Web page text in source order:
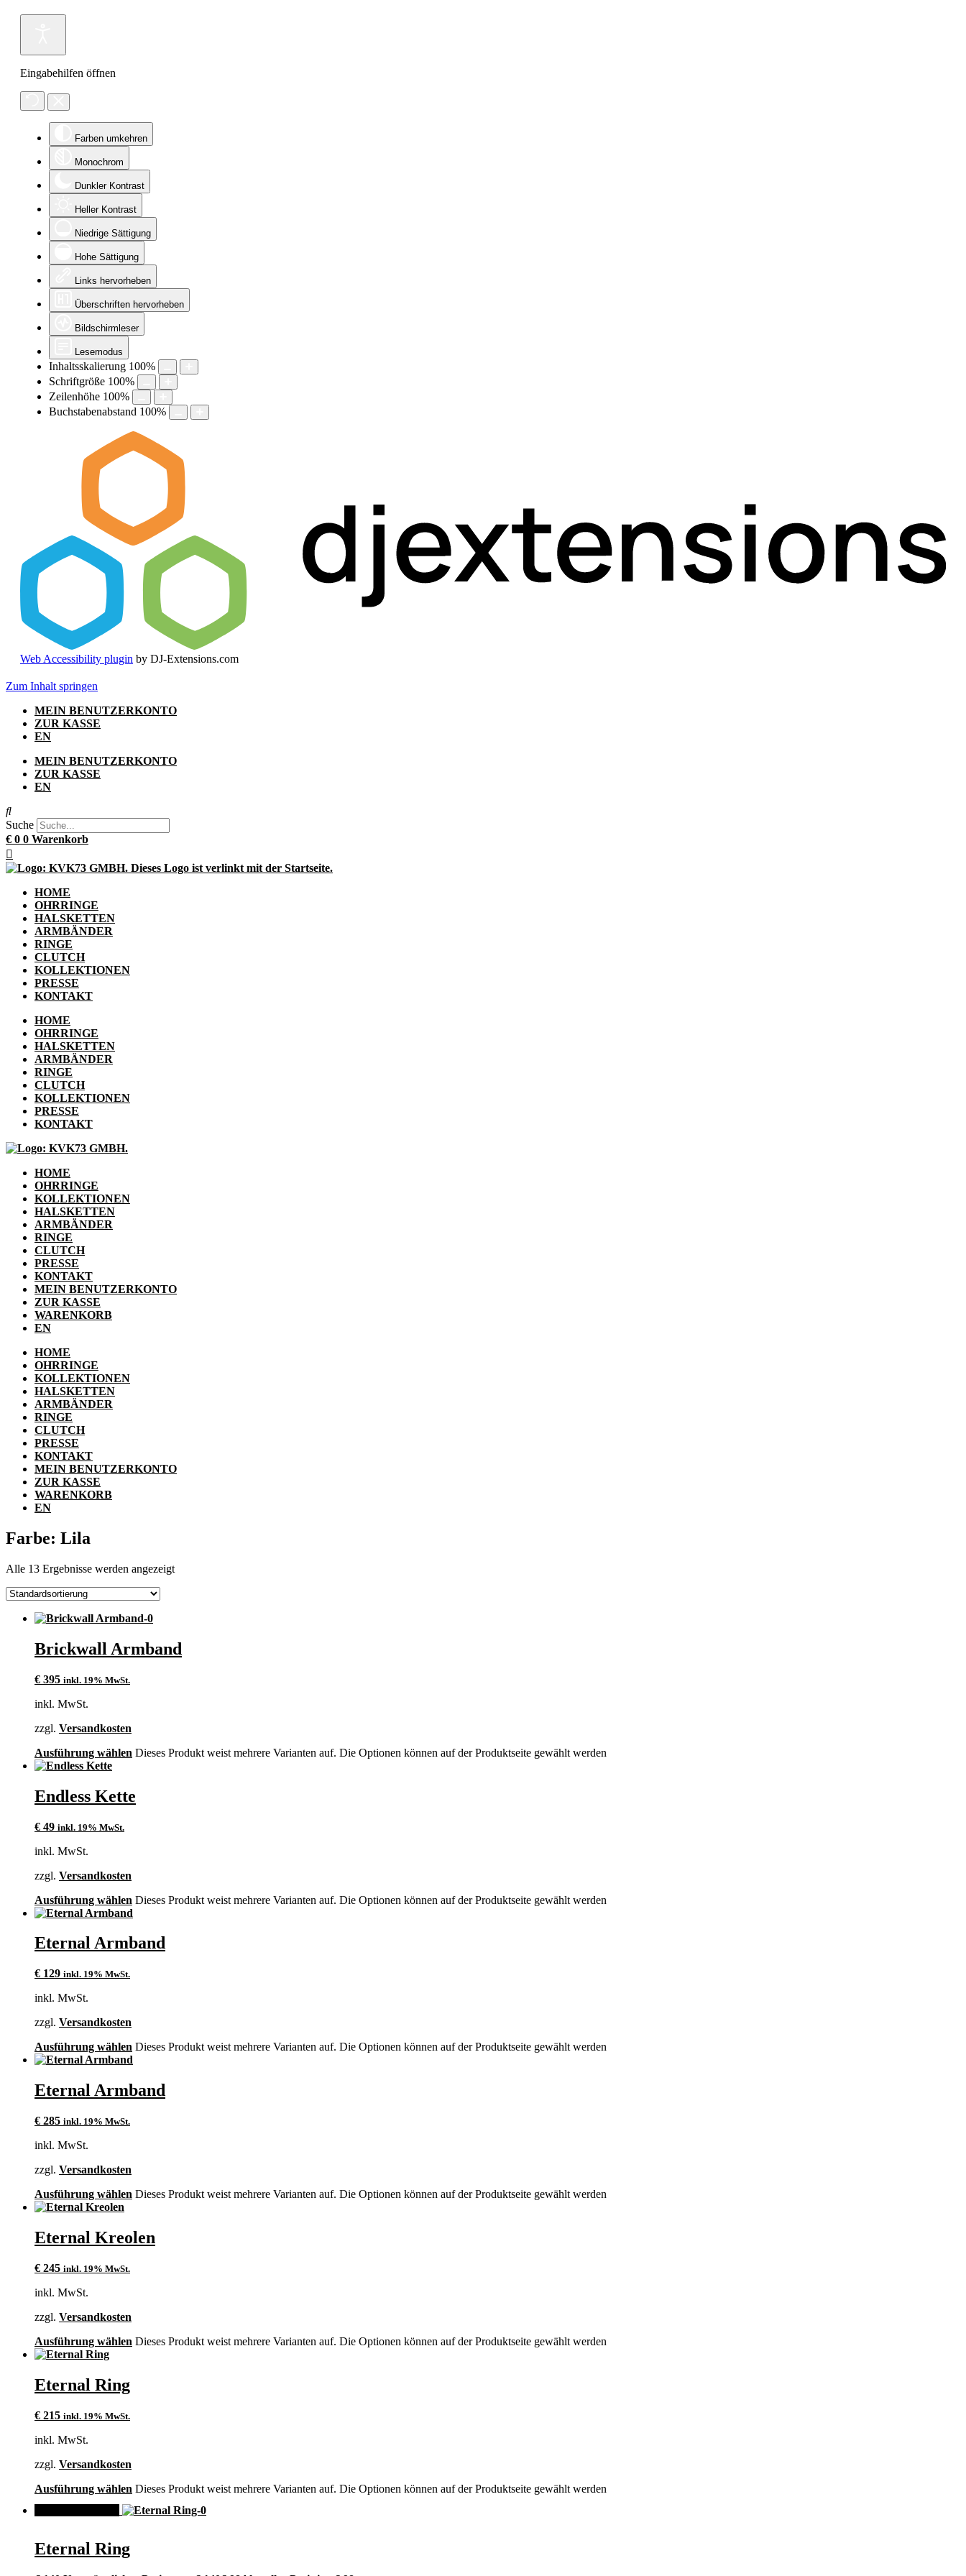
Eingabehilfen öffnen
Farben umkehren
Monochrom
Dunkler Kontrast
Heller Kontrast
Niedrige Sättigung
Hohe Sättigung
Links hervorheben
Überschriften hervorheben
Bildschirmleser
Lesemodus
Inhaltsskalierung 100%
Schriftgröße 100%
Zeilenhöhe 100%
Buchstabenabstand 100%
Web Accessibility plugin by DJ-Extensions.com
Zum Inhalt springen
MEIN BENUTZERKONTO
ZUR KASSE
EN
MEIN BENUTZERKONTO
ZUR KASSE
EN
Suche
€ 0 0 Warenkorb
HOME
OHRRINGE
HALSKETTEN
ARMBÄNDER
RINGE
CLUTCH
KOLLEKTIONEN
PRESSE
KONTAKT
HOME
OHRRINGE
HALSKETTEN
ARMBÄNDER
RINGE
CLUTCH
KOLLEKTIONEN
PRESSE
KONTAKT
HOME
OHRRINGE
KOLLEKTIONEN
HALSKETTEN
ARMBÄNDER
RINGE
CLUTCH
PRESSE
KONTAKT
MEIN BENUTZERKONTO
ZUR KASSE
WARENKORB
EN
HOME
OHRRINGE
KOLLEKTIONEN
HALSKETTEN
ARMBÄNDER
RINGE
CLUTCH
PRESSE
KONTAKT
MEIN BENUTZERKONTO
ZUR KASSE
WARENKORB
EN
Farbe: Lila
Alle 13 Ergebnisse werden angezeigt
Brickwall Armband
€ 395 inkl. 19% MwSt.
inkl. MwSt.
zzgl. Versandkosten
Ausführung wählen Dieses Produkt weist mehrere Varianten auf. Die Optionen können auf der Produktseite gewählt werden
Endless Kette
€ 49 inkl. 19% MwSt.
inkl. MwSt.
zzgl. Versandkosten
Ausführung wählen Dieses Produkt weist mehrere Varianten auf. Die Optionen können auf der Produktseite gewählt werden
Eternal Armband
€ 129 inkl. 19% MwSt.
inkl. MwSt.
zzgl. Versandkosten
Ausführung wählen Dieses Produkt weist mehrere Varianten auf. Die Optionen können auf der Produktseite gewählt werden
Eternal Armband
€ 285 inkl. 19% MwSt.
inkl. MwSt.
zzgl. Versandkosten
Ausführung wählen Dieses Produkt weist mehrere Varianten auf. Die Optionen können auf der Produktseite gewählt werden
Eternal Kreolen
€ 245 inkl. 19% MwSt.
inkl. MwSt.
zzgl. Versandkosten
Ausführung wählen Dieses Produkt weist mehrere Varianten auf. Die Optionen können auf der Produktseite gewählt werden
Eternal Ring
€ 215 inkl. 19% MwSt.
inkl. MwSt.
zzgl. Versandkosten
Ausführung wählen Dieses Produkt weist mehrere Varianten auf. Die Optionen können auf der Produktseite gewählt werden
Eternal Ring